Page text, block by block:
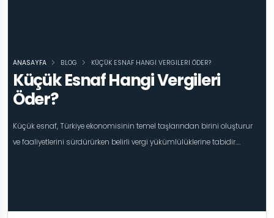
Küçük Esnaf Hangi Vergileri
Öder?
Küçük esnaf, Türkiye ekonomisinin temel taşlarından birini oluşturur
ve faaliyetlerini sürdürürken belirli vergi yükümlülüklerine tabidir....
ANASAYFA BLOG KÜÇÜK ESNAF HANGI VERGILERI ÖDER?